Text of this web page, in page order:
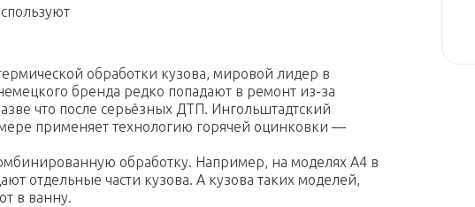
обработки кузова, мировой лидер в
бренда редко попадают в ремонт из-за
что после серьёзных ДТП. Ингольштадтский
применяет технологию горячей оцинковки —
обработку. Например, на моделях A4 в
отдельные части кузова. А кузова таких моделей,
в ванну.